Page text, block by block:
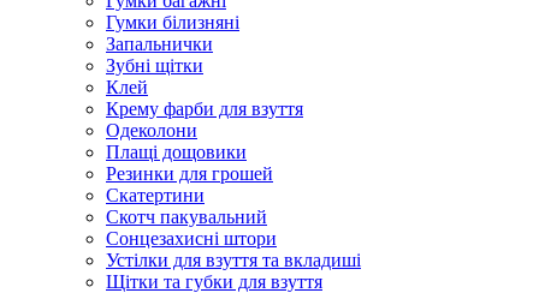
Гумки білизняні
Запальнички
Зубні щітки
Клей
Крему фарби для взуття
Одеколони
Плащі дощовики
Резинки для грошей
Скатертини
Скотч пакувальний
Сонцезахисні штори
Устілки для взуття та вкладиші
Щітки та губки для взуття